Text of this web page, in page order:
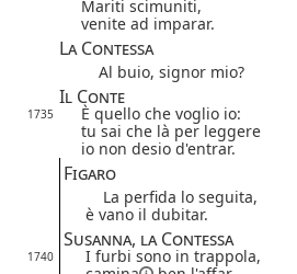
Mariti scimuniti,
venite ad imparar.
La Contessa
Al buio, signor mio?
Il Conte
1735
È quello che voglio io:
tu sai che là per leggere
io non desio d'entrar.
Figaro
La perfida lo seguita,
è vano il dubitar.
Susanna, la Contessa
1740
I furbi sono in trappola,